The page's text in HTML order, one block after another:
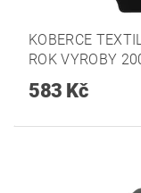
KOBERCE
ROK VYROBY
583 Kč